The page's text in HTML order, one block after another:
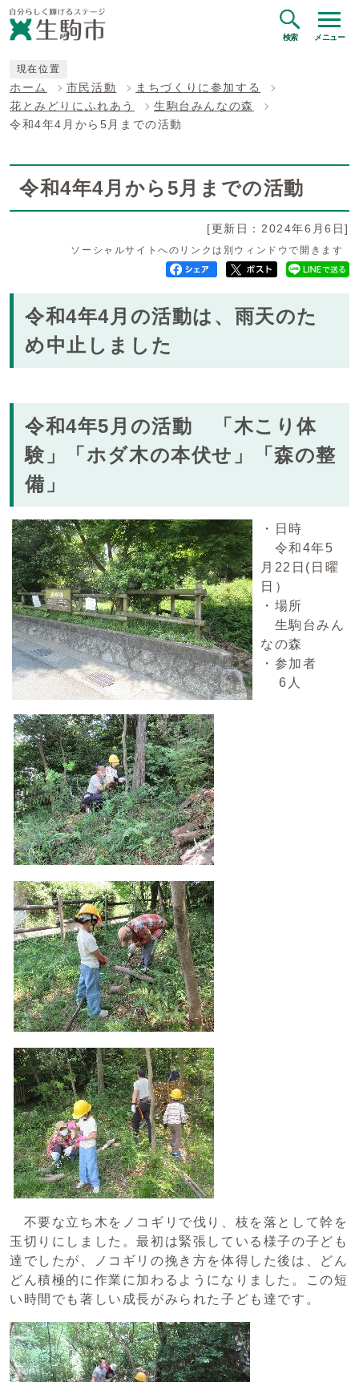
検索 メニュー
現在位置
ホーム 市民活動
まちづくりに参加する
花とみどりにふれあう
生駒台みんなの森
令和4年4月から5月までの活動
令和4年4月から5月までの活動
[更新日：2024年6月6日]
ソーシャルサイトへのリンクは別ウィンドウで開きます
令和4年4月の活動は、雨天のた
め中止しました
令和4年5月の活動 「木こり体
験」「ホダ木の本伏せ」「森の整
備」
・日時
令和4年5
月22日(日曜
日）
・場所
生駒台みん
なの森
・参加者
6人
不要な立ち木をノコギリで伐り、枝を落として幹を
玉切りにしました。最初は緊張している様子の子ども
達でしたが、ノコギリの挽き方を体得した後は、どん
どん積極的に作業に加わるようになりました。この短
い時間でも著しい成長がみられた子ども達です。